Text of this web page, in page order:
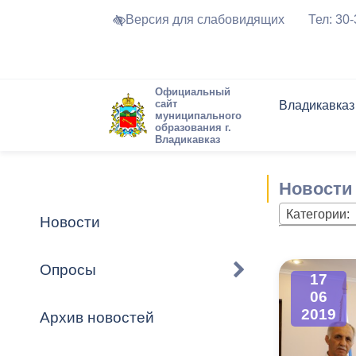
Версия для слабовидящих Тел:
Официальный
сайт
муниципального
образования г.
Владикавказ
Владикавказ
Устав города
Города-
городского
Торги и
Формы
Обратная
Комиссии
График
Новостная
Актуально
Новости
Опросы
Архив новостей
Новости
Категории:
17
06
2019